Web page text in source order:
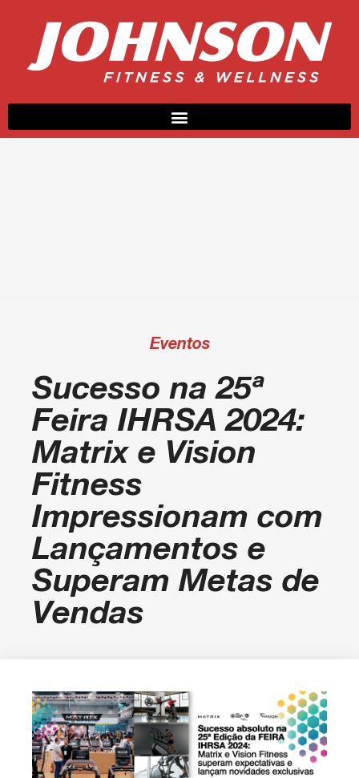
Eventos
Sucesso na 25ª
Feira IHRSA 2024:
Matrix e Vision
Fitness
Impressionam com
Lançamentos e
Superam Metas de
Vendas